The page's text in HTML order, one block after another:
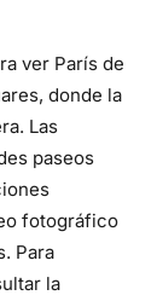
ver París de
donde la
Las
paseos
fotográfico
Para
la